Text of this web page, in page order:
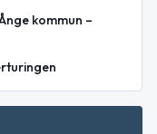
kommun –